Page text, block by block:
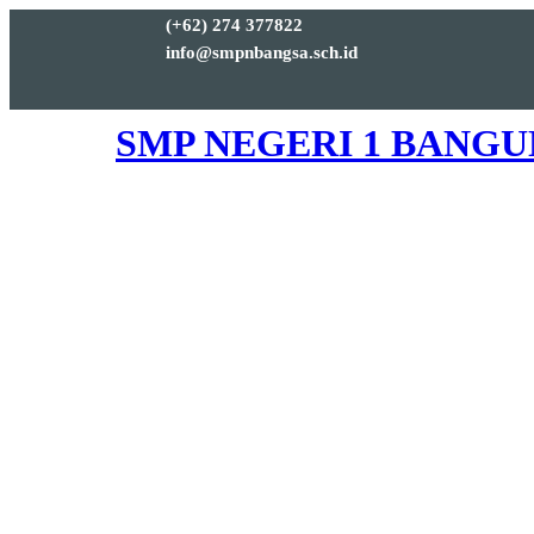
(+62) 274 377822
info@smpnbangsa.sch.id
SMP NEGERI 1